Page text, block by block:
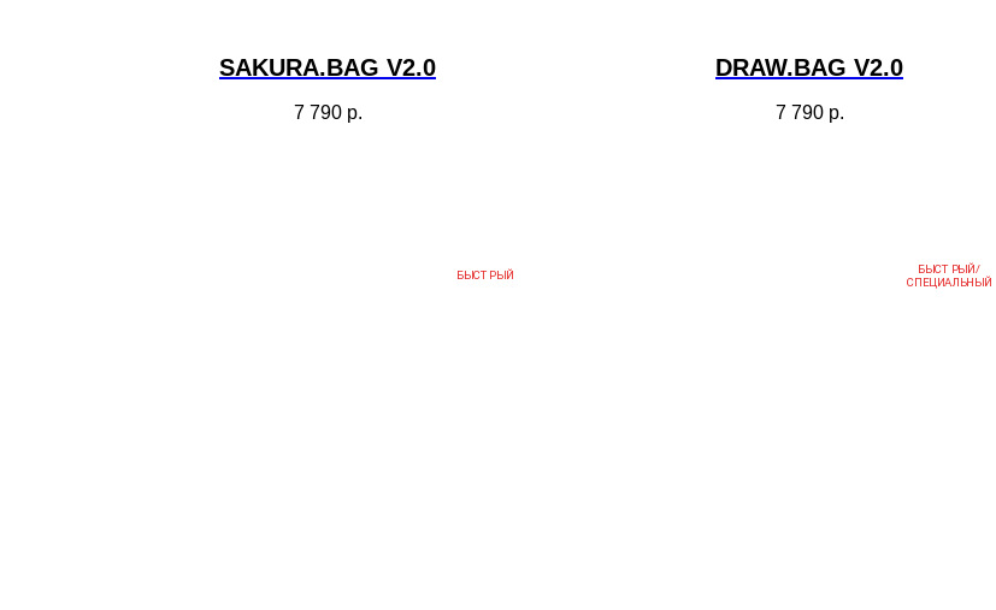
SAKURA.BAG V2.0
7 790 р.
DRAW.BAG V2.0
7 790 р.
БЫСТРЫЙ
БЫСТРЫЙ/
СПЕЦИАЛЬНЫЙ